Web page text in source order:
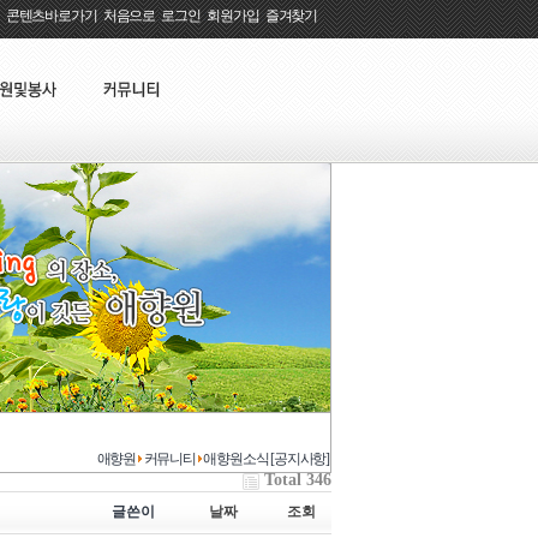
콘텐츠바로가기:처음으로:로그인:회원가입:즐겨찾기
애향원 커뮤니티 애향원소식 [공지사항]
Total 346
글쓴이 날짜 조회